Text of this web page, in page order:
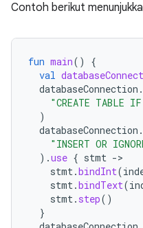
Contoh berikut
fun main()
{
val
databaseConnection .
"CREATE TABLE
)
databaseConnection .
"INSERT OR
).use { stmt -
stmt.bindInt(
stmt.bindText(
stmt. step()
}